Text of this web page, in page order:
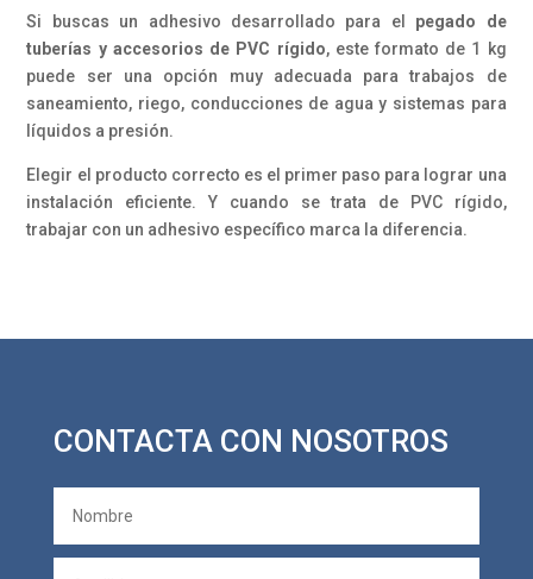
Si buscas un adhesivo desarrollado para el pegado de
tuberías y accesorios de PVC rígido, este formato de 1 kg
puede ser una opción muy adecuada para trabajos de
saneamiento, riego, conducciones de agua y sistemas para
líquidos a presión.
Elegir el producto correcto es el primer paso para lograr una
instalación eficiente. Y cuando se trata de PVC rígido,
trabajar con un adhesivo específico marca la diferencia.
CONTACTA CON NOSOTROS